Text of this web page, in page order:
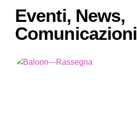
Eventi, News,
Comunicazioni